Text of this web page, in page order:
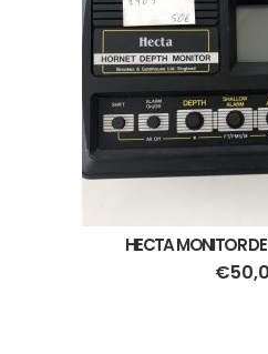
HECTA MONITOR
€